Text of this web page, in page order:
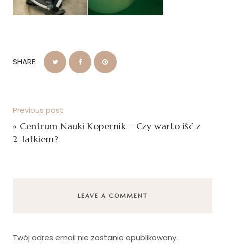
SHARE:
Previous post:
« Centrum Nauki Kopernik – Czy warto iść z
2-latkiem?
LEAVE A COMMENT
Twój adres email nie zostanie opublikowany.